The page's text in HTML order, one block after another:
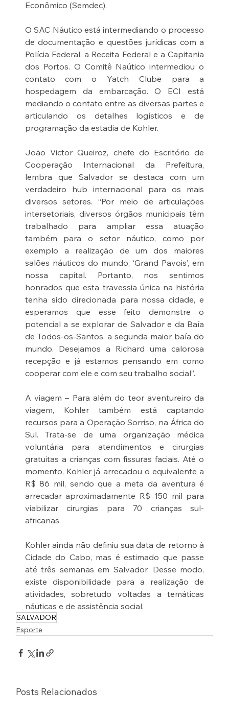
Econômico (Semdec).
O SAC Náutico está intermediando o processo
de documentação e questões jurídicas com a
Polícia Federal, a Receita Federal e a Capitania
dos Portos. O Comitê Naútico intermediou o
contato com o Yatch Clube para a
hospedagem da embarcação. O ECI está
mediando o contato entre as diversas partes e
articulando os detalhes logísticos e de
programação da estadia de Kohler.
João Victor Queiroz, chefe do Escritório de
Cooperação Internacional da Prefeitura,
lembra que Salvador se destaca com um
verdadeiro hub internacional para os mais
diversos setores. “Por meio de articulações
intersetoriais, diversos órgãos municipais têm
trabalhado para ampliar essa atuação
também para o setor náutico, como por
exemplo a realização de um dos maiores
salões náuticos do mundo, ‘Grand Pavois’, em
nossa capital. Portanto, nos sentimos
honrados que esta travessia única na história
tenha sido direcionada para nossa cidade, e
esperamos que esse feito demonstre o
potencial a se explorar de Salvador e da Baía
de Todos-os-Santos, a segunda maior baía do
mundo. Desejamos a Richard uma calorosa
recepção e já estamos pensando em como
cooperar com ele e com seu trabalho social”.
A viagem – Para além do teor aventureiro da
viagem, Kohler também está captando
recursos para a Operação Sorriso, na África do
Sul. Trata-se de uma organização médica
voluntária para atendimentos e cirurgias
gratuitas a crianças com fissuras faciais. Até o
momento, Kohler já arrecadou o equivalente a
R$ 86 mil, sendo que a meta da aventura é
arrecadar aproximadamente R$ 150 mil para
viabilizar cirurgias para 70 crianças sul-
africanas.
Kohler ainda não definiu sua data de retorno à
Cidade do Cabo, mas é estimado que passe
até três semanas em Salvador. Desse modo,
existe disponibilidade para a realização de
atividades, sobretudo voltadas a temáticas
náuticas e de assistência social.
SALVADOR
Esporte
Posts Relacionados